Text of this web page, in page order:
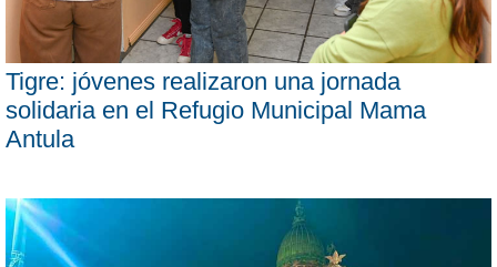
Tigre: jóvenes realizaron una jornada
solidaria en el Refugio Municipal Mama
Antula